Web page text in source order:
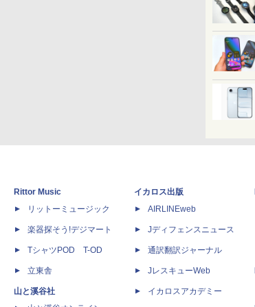
Rittor Music
リットーミュージック
楽器探そう!デジマート
TシャツPOD T-OD
立東舎
山と溪谷社
イカロス出版
AIRLINEweb
Jディフェンスニュース
通訳翻訳ジャーナル
JレスキューWeb
イカロスアカデミー